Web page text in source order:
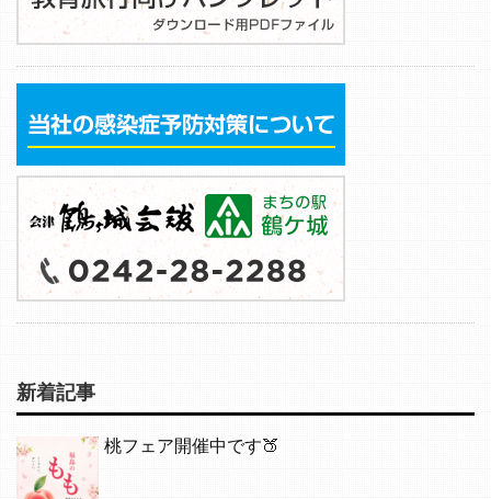
新着記事
桃フェア開催中です🍑